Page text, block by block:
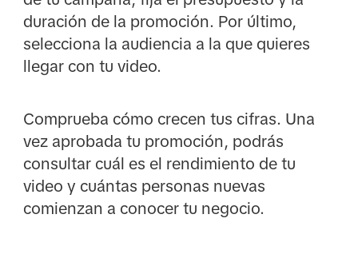
duración de la promoción. Por último,
selecciona la audiencia a la que quieres
llegar con tu video.
Comprueba cómo crecen tus cifras. Una
vez aprobada tu promoción, podrás
consultar cuál es el rendimiento de tu
video y cuántas personas nuevas
comienzan a conocer tu negocio.